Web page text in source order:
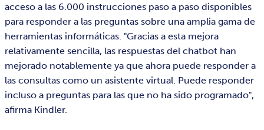
acceso a las 6.000 instrucciones paso a paso disponibles
para responder a las preguntas sobre una amplia gama de
herramientas informáticas. "Gracias a esta mejora
relativamente sencilla, las respuestas del chatbot han
mejorado notablemente ya que ahora puede responder a
las consultas como un asistente virtual. Puede responder
incluso a preguntas para las que no ha sido programado",
afirma Kindler.